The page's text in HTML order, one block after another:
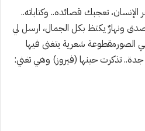
الإنسان، تعجبك قصائده.. وكتاباته..
ونهارٌ يكتظ بكل الجمال، ارسل لي
الصورمقطوعة شعرية يتغنى فيها
جدة..تذكرت حينها (فيروز) وهي تغني: